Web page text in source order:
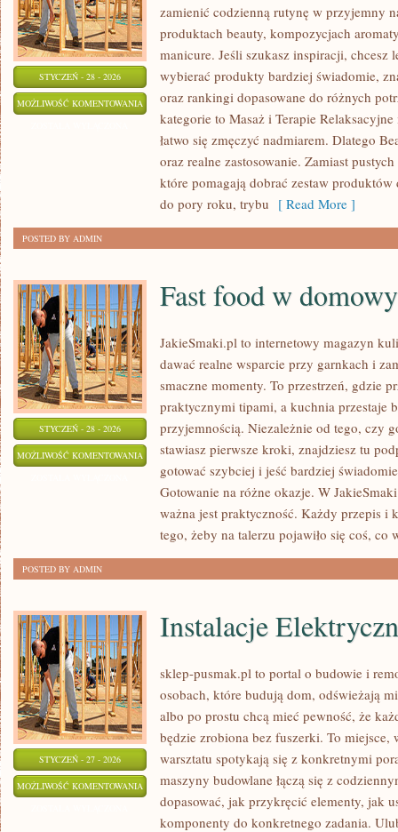
STYCZEŃ - 28 - 2026
MOŻLIWOŚĆ KOMENTOWANIA OCZYSZCZANIE
SKÓRY
zamienić codzienną rutynę w przyjemny
produktach beauty, kompozycjach
manicure. Jeśli szukasz inspiracji, chcesz
wybierać produkty bardziej świadomie,
oraz rankingi dopasowane do różnych
kategorie to Masaż i Terapie
łatwo się zmęczyć nadmiarem. Dlatego
oraz realne zastosowanie. Zamiast
które pomagają dobrać zestaw
do pory roku, trybu [ Read More ]
POSTED BY ADMIN
STYCZEŃ - 28 - 2026
MOŻLIWOŚĆ KOMENTOWANIA FAST
FOOD
DOMOWYM
WYDANIU
Fast food w
JakieSmaki.pl to internetowy magazyn
dawać realne wsparcie przy garnkach i
smaczne momenty. To przestrzeń, gdzie
praktycznymi tipami, a kuchnia przestaje
przyjemnością. Niezależnie od tego, czy
stawiasz pierwsze kroki, znajdziesz tu
gotować szybciej i jeść bardziej
Gotowanie na różne okazje. W
ważna jest praktyczność. Każdy przepis i
tego, żeby na talerzu pojawiło się coś, co
POSTED BY ADMIN
STYCZEŃ - 27 - 2026
MOŻLIWOŚĆ KOMENTOWANIA INSTALACJE
ELEKTRYCZNE
Instalacje
sklep-pusmak.pl to portal o budowie i
osobach, które budują dom, odświeżają
albo po prostu chcą mieć pewność, że
będzie zrobiona bez fuszerki. To miejsce,
warsztatu spotykają się z konkretnymi
maszyny budowlane łączą się z
dopasować, jak przykręcić elementy, jak
komponenty do konkretnego zadania.